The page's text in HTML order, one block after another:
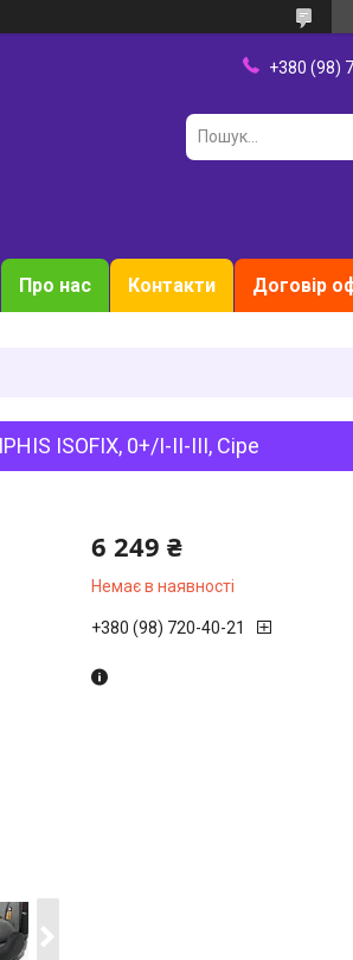
+380 (98)
Про нас Контакти Договір
ISOFIX, 0+/I-II-III, Сіре
6 249 ₴
Немає в наявності
+380 (98) 720-40-21